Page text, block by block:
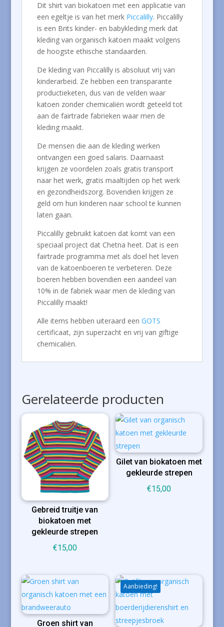
Dit shirt van biokatoen met een applicatie van
een egeltje is van het merk Piccalilly. Piccalilly
is een Brits kinder- en babykleding merk dat
kleding van organisch katoen maakt volgens
de hoogste ethische standaarden.
De kleding van Piccalilly is absoluut vrij van
kinderarbeid. Ze hebben een transparante
productieketen, dus van de velden waar
katoen zonder chemicaliën wordt geteeld tot
aan de fairtrade fabrieken waar men de
kleding maakt.
De mensen die aan de kleding werken
ontvangen een goed salaris. Daarnaast
krijgen ze voordelen zoals gratis transport
naar het werk, gratis maaltijden op het werk
en gezondheidszorg. Bovendien krijgen ze
geld om hun kinderen naar school te kunnen
laten gaan.
Piccalilly gebruikt katoen dat komt van een
speciaal project dat Chetna heet. Dat is een
fairtrade programma met als doel het leven
van de katoenboeren te verbeteren. Deze
boeren hebben bovendien een aandeel van
10% in de fabriek waar men de kleding van
Piccalilly maakt!
Alle items hebben uiteraard een GOTS
certificaat, zijn superzacht en vrij van giftige
chemicaliën.
Gerelateerde producten
Gebreid truitje van
biokatoen met
gekleurde strepen
€15,00
Gilet van biokatoen met
gekleurde strepen
€15,00
Groen shirt van
Aanbieding!